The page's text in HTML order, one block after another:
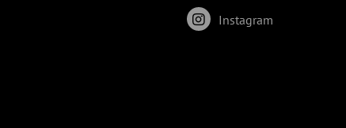
Instagram